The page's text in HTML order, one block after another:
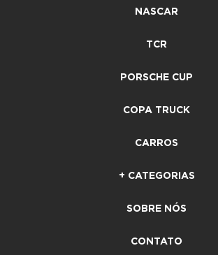
NASCAR
TCR
PORSCHE CUP
COPA TRUCK
CARROS
+ CATEGORIAS
SOBRE NÓS
CONTATO